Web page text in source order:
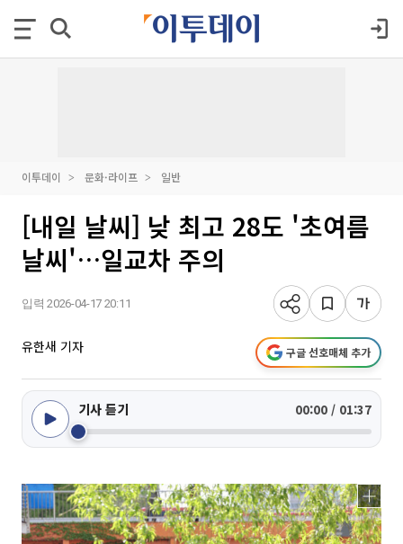
이투데이 문화·라이프 일반
[내일 날씨] 낮 최고 28도 '초여름
날씨'…일교차 주의
입력 2026-04-17 20:11
유한새 기자 구글 선호매체 추가
기사 듣기 00:00 / 01:37